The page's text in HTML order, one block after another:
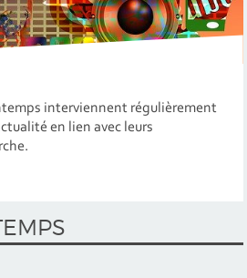
interviennent régulièrement
en lien avec leurs